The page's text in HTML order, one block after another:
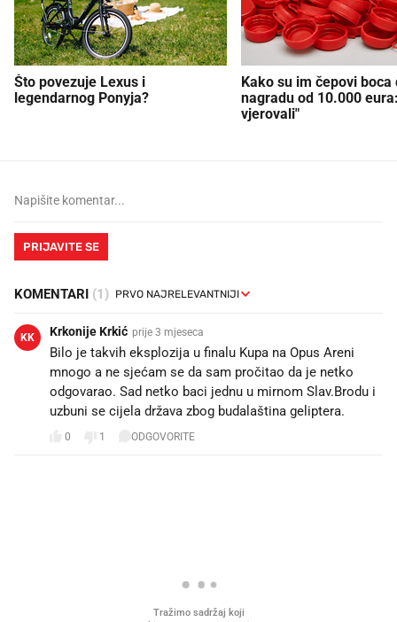
Što povezuje Lexus i
legendarnog Ponyja?
Kako su im čepovi boca
nagradu od 10.000
vjerovali"
PRIJAVITE SE
KOMENTARI (1)
KK Krkonije Krkić prije 3 mjeseca
Bilo je takvih eksplozija u finalu Kupa na Opus Areni
mnogo a ne sjećam se da sam pročitao da je netko
odgovarao. Sad netko baci jednu u mirnom Slav.Brodu i
uzbuni se cijela država zbog budalaština geliptera.
0 1 ODGOVORITE